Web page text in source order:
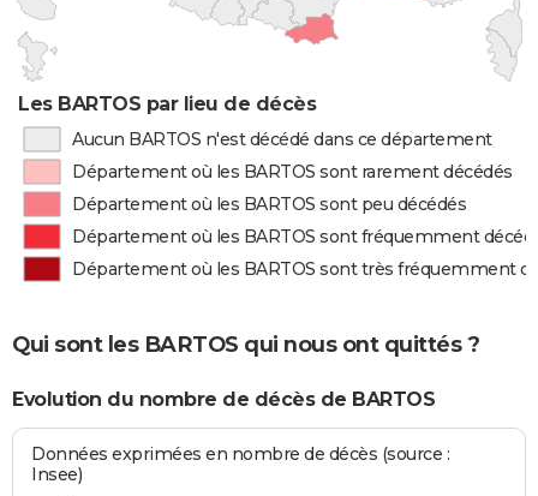
Les BARTOS par lieu de décès
Aucun BARTOS n'est décédé dans ce département
Département où les BARTOS sont rarement décédés
Département où les BARTOS sont peu décédés
Département où les BARTOS sont fréquemment
Département où les BARTOS sont très fréquemment
Qui sont les BARTOS qui nous ont quittés ?
Evolution du nombre de décès de BARTOS
Données exprimées en nombre de décès (source :
Insee)